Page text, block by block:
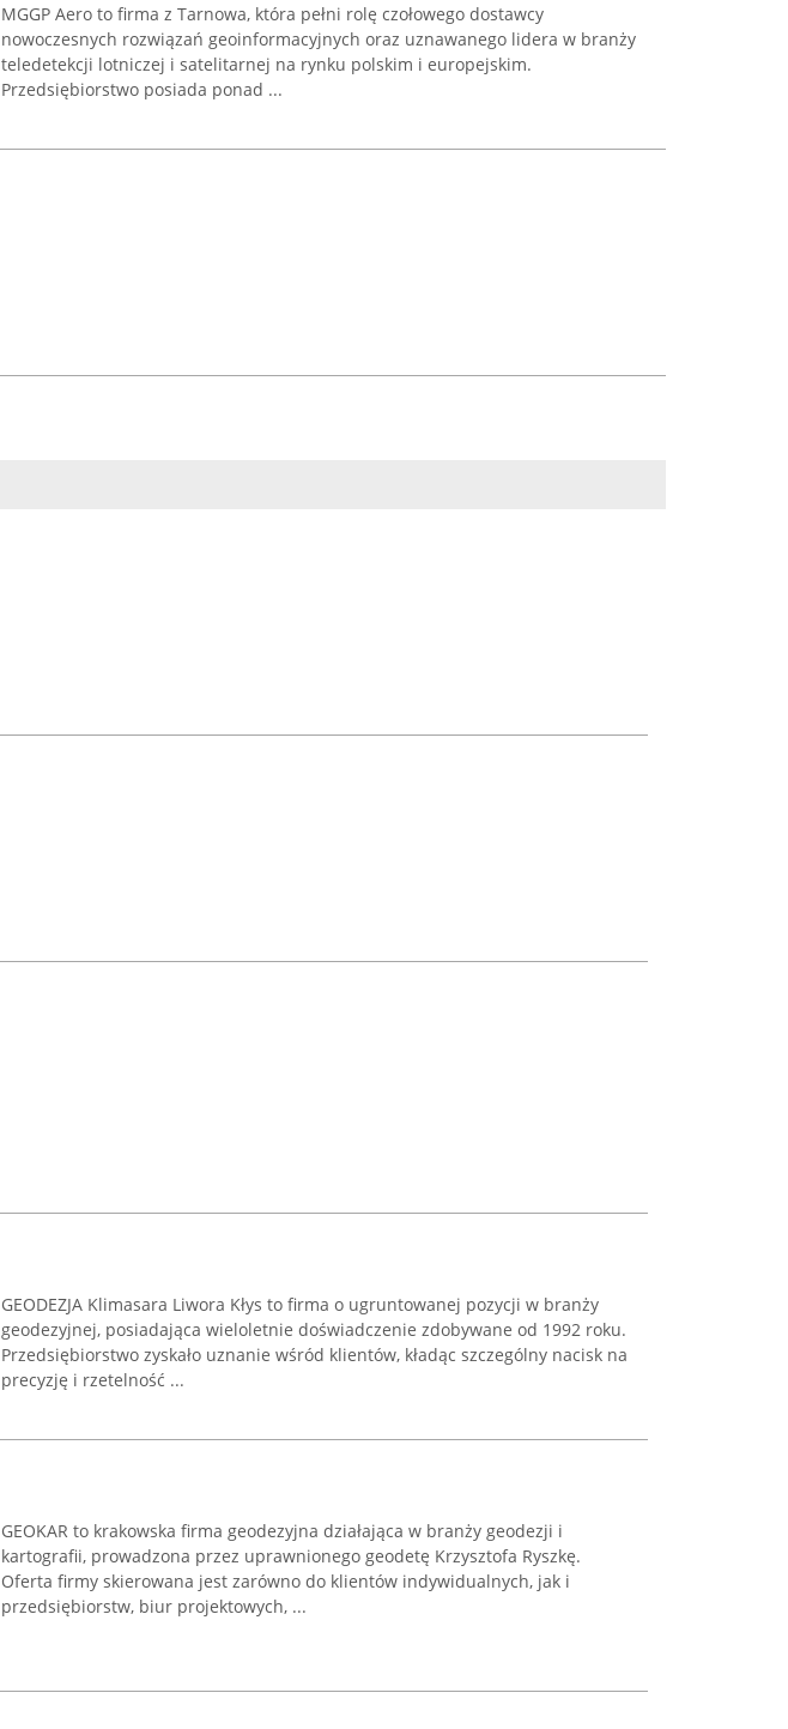
MGGP Aero to firma z Tarnowa, która pełni rolę czołowego dostawcy
nowoczesnych rozwiązań geoinformacyjnych oraz uznawanego lidera w branży
teledetekcji lotniczej i satelitarnej na rynku polskim i europejskim.
Przedsiębiorstwo posiada ponad ...
GEODEZJA Klimasara Liwora Kłys to firma o ugruntowanej pozycji w branży
geodezyjnej, posiadająca wieloletnie doświadczenie zdobywane od 1992 roku.
Przedsiębiorstwo zyskało uznanie wśród klientów, kładąc szczególny nacisk na
precyzję i rzetelność ...
GEOKAR to krakowska firma geodezyjna działająca w branży geodezji i
kartografii, prowadzona przez uprawnionego geodetę Krzysztofa Ryszkę.
Oferta firmy skierowana jest zarówno do klientów indywidualnych, jak i
przedsiębiorstw, biur projektowych, ...